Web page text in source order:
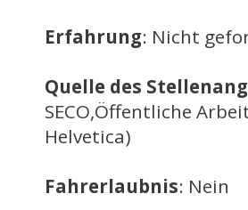
Erfahrung: Nicht
Quelle des
SECO,Öffentliche
Helvetica)
Fahrerlaubnis: Nein